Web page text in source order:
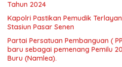
Tahun 2024
Kapolri Pastikan Pemudik
Stasiun Pasar Senen
Partai Persatuan Pembanguan (
baru sebagai pemenang Pemilu
Buru (Namlea).